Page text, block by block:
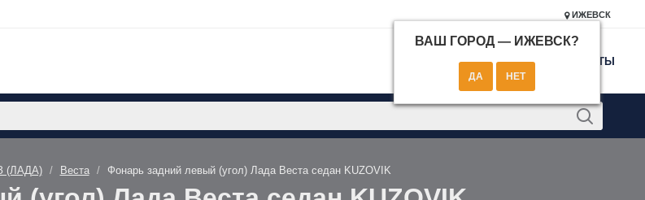
ИЖЕВСК
ВАШ ГОРОД — ИЖЕВСК?
КОНТАКТЫ
(ЛАДА) Веста Фонарь задний левый (угол) Лада Веста седан KUZOVIK